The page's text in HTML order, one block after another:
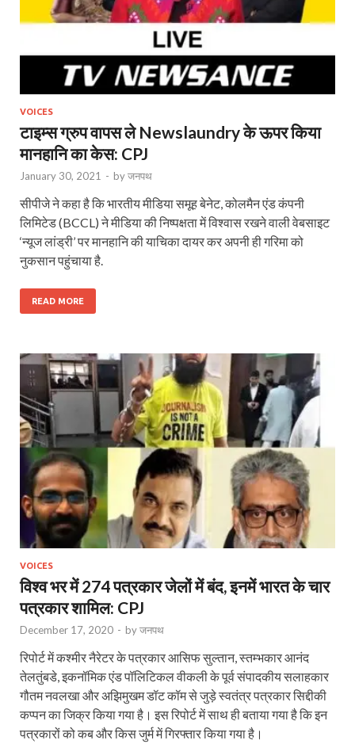
VOICES
टाइम्स ग्रुप वापस ले Newslaundry के ऊपर किया
मानहानि का केस: CPJ
January 30, 2021 - byजनपथ
सीपीजे ने कहा है कि भारतीय मीडिया समूह बेनेट, कोलमैन एंड कंपनी
लिमिटेड (BCCL) ने मीडिया की निष्पक्षता में विश्वास रखने वाली वेबसाइट
‘न्यूज लांड्री’ पर मानहानि की याचिका दायर कर अपनी ही गरिमा को
नुकसान पहुंचाया है.
READ MORE
VOICES
विश्व भर में 274 पत्रकार जेलों में बंद, इनमें भारत के चार
पत्रकार शामिल: CPJ
December 17, 2020 - byजनपथ
रिपोर्ट में कश्मीर नैरेटर के पत्रकार आसिफ सुल्तान, स्‍तम्‍भकार आनंद
तेलतुंबडे, इकनॉमिक एंड पॉलिटिकल वीकली के पूर्व संपादकीय सलाहकार
गौतम नवलखा और अझिमुखम डॉट कॉम से जुड़े स्‍वतंत्र पत्रकार सिद्दीकी
कप्पन का जिक्र किया गया है। इस रिपोर्ट में साथ ही बताया गया है कि इन
पत्रकारों को कब और किस जुर्म में गिरफ्तार किया गया है।